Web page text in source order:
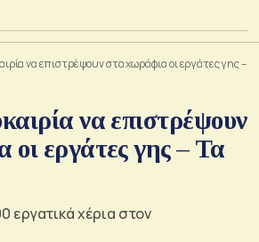
να επιστρέψουν στα χωράφια οι εργάτες γης –
να επιστρέψουν
οι εργάτες γης – Τα
εργατικά χέρια στον